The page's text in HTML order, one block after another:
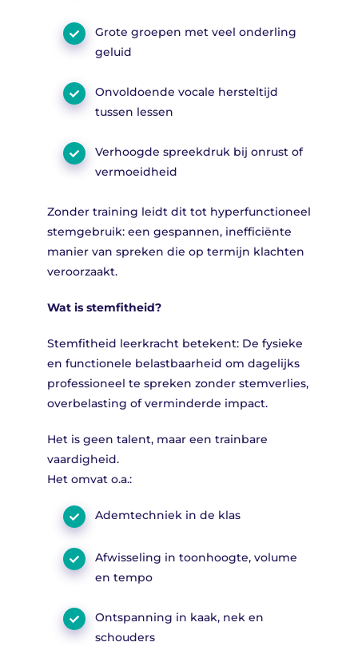
Grote groepen met veel onderling
geluid
Onvoldoende vocale hersteltijd
tussen lessen
Verhoogde spreekdruk bij onrust of
vermoeidheid
Zonder training leidt dit tot hyperfunctioneel
stemgebruik: een gespannen, inefficiënte
manier van spreken die op termijn klachten
veroorzaakt.
Wat is stemfitheid?
Stemfitheid leerkracht betekent: De fysieke
en functionele belastbaarheid om dagelijks
professioneel te spreken zonder stemverlies,
overbelasting of verminderde impact.
Het is geen talent, maar een trainbare
vaardigheid.
Het omvat o.a.:
Ademtechniek in de klas
Afwisseling in toonhoogte, volume
en tempo
Ontspanning in kaak, nek en
schouders